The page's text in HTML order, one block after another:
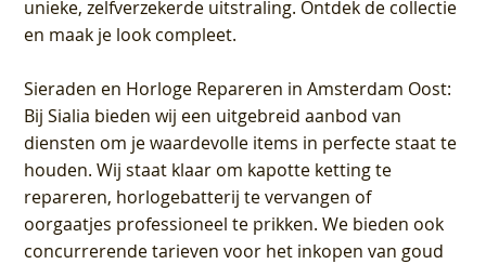
unieke, zelfverzekerde uitstraling. Ontdek de collectie
en maak je look compleet.
Sieraden en Horloge Repareren in Amsterdam Oost:
Bij Sialia bieden wij een uitgebreid aanbod van
diensten om je waardevolle items in perfecte staat te
houden. Wij staat klaar om kapotte ketting te
repareren, horlogebatterij te vervangen of
oorgaatjes professioneel te prikken. We bieden ook
concurrerende tarieven voor het inkopen van goud